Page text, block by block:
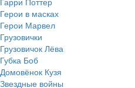
Герои в масках
Герои Марвел
Грузовички
Грузовичок Лёва
Губка Боб
Домовёнок Кузя
Звездные войны